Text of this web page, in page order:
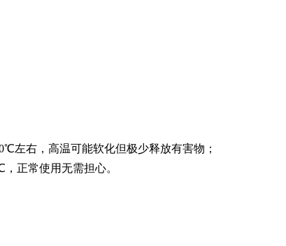
左右，高温可能软化但极少释放有害物；
正常使用无需担心。